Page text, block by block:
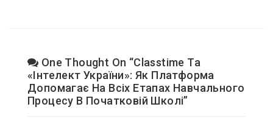
One Thought On “Classtime Та
«Інтелект України»: Як Платформа
Допомагає На Всіх Етапах Навчального
Процесу В Початковій Школі”